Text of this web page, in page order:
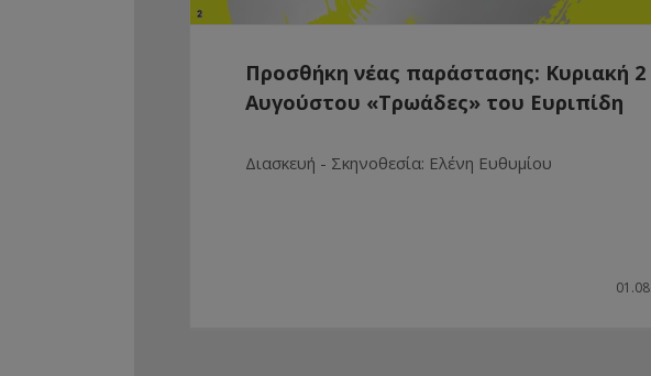
Προσθήκη νέας παράστασης: Κυριακή 2
Αυγούστου «Τρωάδες» του Ευριπίδη
Διασκευή - Σκηνοθεσία: Ελένη Ευθυμίου